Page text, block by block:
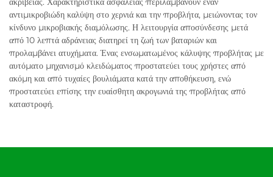
αντιμικροβιώδη καλύψη στο χερνιά και την προβλήτα, μειώνοντας τον
κίνδυνο μικροβιακής διαμόλωσης. Η λειτουργία αποσύνδεσης μετά
από 10 λεπτά αδράνειας διατηρεί τη ζωή των βαταριών και
προλαμβάνει ατυχήματα. Ένας ενσωματωμένος κάλυψης προβλήτας με
αυτόματο μηχανισμό κλειδώματος προστατεύει τους χρήστες από
ακόμη και από τυχαίες βουλιάματα κατά την αποθήκευση, ενώ
προστατεύει επίσης την ευαίσθητη ακρογωνιά της προβλήτας από
καταστροφή.